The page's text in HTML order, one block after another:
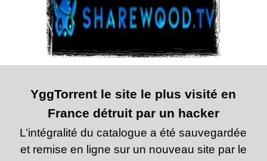
YggTorrent le site le plus visité en
France détruit par un hacker
L’intégralité du catalogue a été sauvegardée
et remise en ligne sur un nouveau site par le